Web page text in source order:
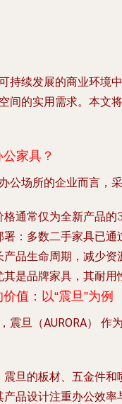
持续发展的商业环境
间的实用需求。本文
家具？
公场所的企业而言，
格通常仅为全新产品
署 ：多数二手家具已
产品生命周期，减少
其是品牌家具，其耐
值：以“震旦”为例
震旦（AURORA） 作
震旦的板材、五金件
产品设计注重办公效